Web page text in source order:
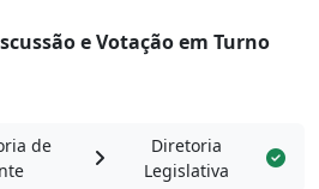
e Votação em Turno
de
Diretoria
Legislativa